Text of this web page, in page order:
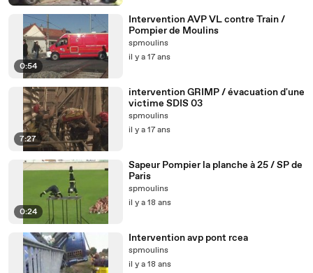
0:54
Intervention AVP VL contre Train /
Pompier de Moulins
spmoulins
il y a 17 ans
7:27
intervention GRIMP / évacuation d'une
victime SDIS 03
spmoulins
il y a 17 ans
0:24
Sapeur Pompier la planche à 25 / SP de
Paris
spmoulins
il y a 18 ans
Intervention avp pont rcea
spmoulins
il y a 18 ans